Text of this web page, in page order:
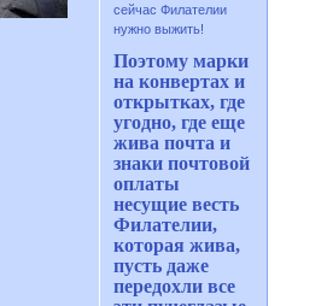
сейчас Филателии
нужно выжить!
Поэтому марки
на конвертах и
открытках, где
угодно, где еще
жива почта и
знаки почтовой
оплаты
несущие весть
Филателии,
которая жива,
пусть даже
передохли все